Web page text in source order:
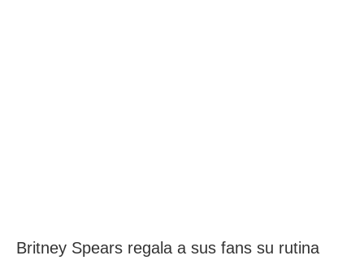
Britney Spears regala a sus fans su rutina